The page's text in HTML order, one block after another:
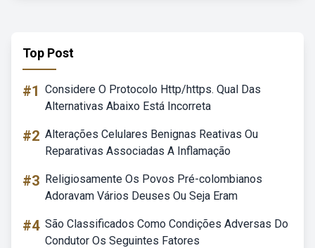
Top Post
#1 Considere O Protocolo Http/https. Qual Das
Alternativas Abaixo Está Incorreta
#2 Alterações Celulares Benignas Reativas Ou
Reparativas Associadas A Inflamação
#3 Religiosamente Os Povos Pré-colombianos
Adoravam Vários Deuses Ou Seja Eram
#4 São Classificados Como Condições Adversas Do
Condutor Os Seguintes Fatores